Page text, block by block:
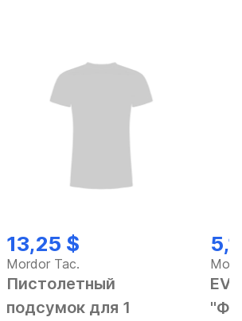
13,25 $
Mordor Tac.
Пистолетный
подсумок для 1